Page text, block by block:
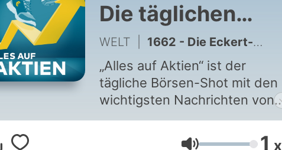
Die täglichen
Finanzen-News
WELT 1662 - Die Eckert-Regel, das 250.000-Euro-Problem und der Dispo-Streit
„Alles auf Aktien“ ist der
tägliche Börsen-Shot mit den
wichtigsten Nachrichten von
den Finanzmärkten. Unser
Team aus Wirtschafts- und1 x